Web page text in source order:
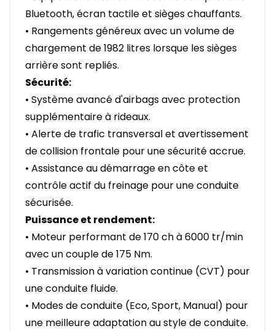
Bluetooth, écran tactile et sièges chauffants.
• Rangements généreux avec un volume de
chargement de 1982 litres lorsque les sièges
arrière sont repliés.
Sécurité:
• Système avancé d'airbags avec protection
supplémentaire à rideaux.
• Alerte de trafic transversal et avertissement
de collision frontale pour une sécurité accrue.
• Assistance au démarrage en côte et
contrôle actif du freinage pour une conduite
sécurisée.
Puissance et rendement:
• Moteur performant de 170 ch à 6000 tr/min
avec un couple de 175 Nm.
• Transmission à variation continue (CVT) pour
une conduite fluide.
• Modes de conduite (Eco, Sport, Manual) pour
une meilleure adaptation au style de conduite.